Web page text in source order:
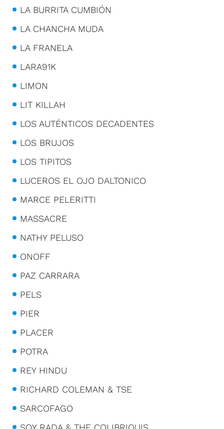
LA BURRITA CUMBIÓN
LA CHANCHA MUDA
LA FRANELA
LARA91K
LIMON
LIT KILLAH
LOS AUTÉNTICOS DECADENTES
LOS BRUJOS
LOS TIPITOS
LUCEROS EL OJO DALTONICO
MARCE PELERITTI
MASSACRE
NATHY PELUSO
ONOFF
PAZ CARRARA
PELS
PIER
PLACER
POTRA
REY HINDU
RICHARD COLEMAN & TSE
SARCOFAGO